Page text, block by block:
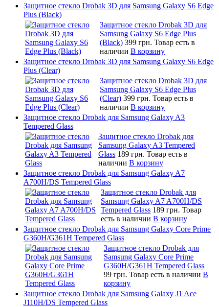
Защитное стекло Drobak 3D для Samsung Galaxy S6 Edge
Plus (Black)
Защитное стекло Drobak 3D для
Samsung Galaxy S6 Edge Plus
(Black) 399 грн. Товар есть в
наличии В корзину
Защитное стекло Drobak 3D для Samsung Galaxy S6 Edge
Plus (Clear)
Защитное стекло Drobak 3D для
Samsung Galaxy S6 Edge Plus
(Clear) 399 грн. Товар есть в
наличии В корзину
Защитное стекло Drobak для Samsung Galaxy A3
Tempered Glass
Защитное стекло Drobak для
Samsung Galaxy A3 Tempered
Glass 189 грн. Товар есть в
наличии В корзину
Защитное стекло Drobak для Samsung Galaxy A7
A700H/DS Tempered Glass
Защитное стекло Drobak для
Samsung Galaxy A7 A700H/DS
Tempered Glass 189 грн. Товар
есть в наличии В корзину
Защитное стекло Drobak для Samsung Galaxy Core Prime
G360H/G361H Tempered Glass
Защитное стекло Drobak для
Samsung Galaxy Core Prime
G360H/G361H Tempered Glass
99 грн. Товар есть в наличии В
корзину
Защитное стекло Drobak для Samsung Galaxy J1 Ace
J110H/DS Tempered Glass